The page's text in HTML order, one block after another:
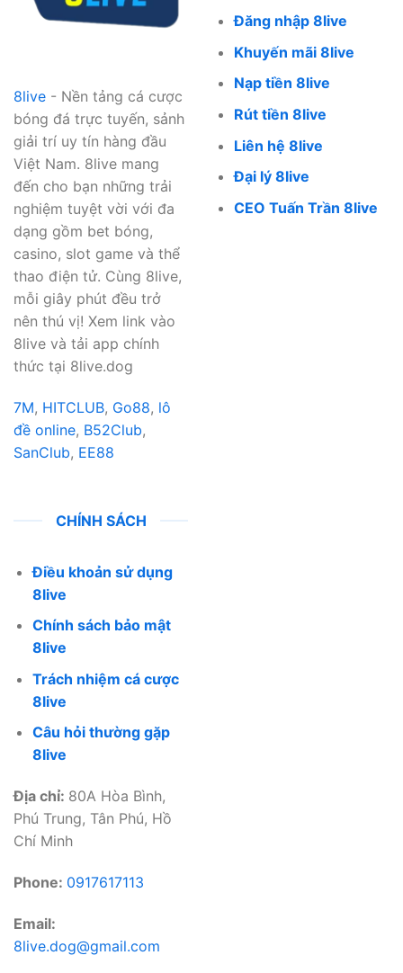
8live - Nền tảng cá cược
bóng đá trực tuyến, sảnh
giải trí uy tín hàng đầu
Việt Nam. 8live mang
đến cho bạn những trải
nghiệm tuyệt vời với đa
dạng gồm bet bóng,
casino, slot game và thể
thao điện tử. Cùng 8live,
mỗi giây phút đều trở
nên thú vị! Xem link vào
8live và tải app chính
thức tại 8live.dog
7M, HITCLUB, Go88, lô
đề online, B52Club,
SanClub, EE88
Đăng nhập 8live
Khuyến mãi 8live
Nạp tiền 8live
Rút tiền 8live
Liên hệ 8live
Đại lý 8live
CEO Tuấn Trần 8live
CHÍNH SÁCH
Điều khoản sử dụng
8live
Chính sách bảo mật
8live
Trách nhiệm cá cược
8live
Câu hỏi thường gặp
8live
Địa chỉ: 80A Hòa Bình,
Phú Trung, Tân Phú, Hồ
Chí Minh
Phone: 0917617113
Email:
8live.dog@gmail.com